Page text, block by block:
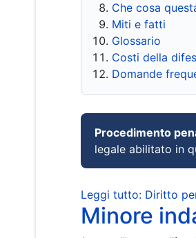
Che cosa
Miti e fatti
Glossario
Costi della
Domande
Procedimento
legale abilitato in
Leggi tutto: Diritto
Minore